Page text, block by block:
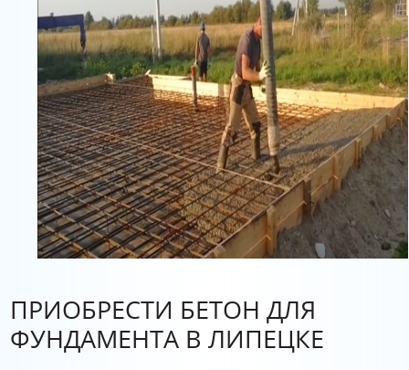
ПРИОБРЕСТИ БЕТОН ДЛЯ
ФУНДАМЕНТА В ЛИПЕЦКЕ